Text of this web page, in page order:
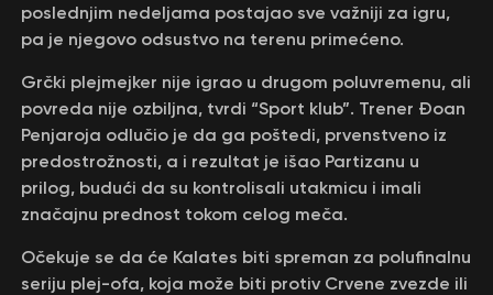
poslednjim nedeljama postajao sve važniji za igru,
pa je njegovo odsustvo na terenu primećeno.
Grčki plejmejker nije igrao u drugom poluvremenu, ali
povreda nije ozbiljna, tvrdi “Sport klub”. Trener Đoan
Penjaroja odlučio je da ga poštedi, prvenstveno iz
predostrožnosti, a i rezultat je išao Partizanu u
prilog, budući da su kontrolisali utakmicu i imali
značajnu prednost tokom celog meča.
Očekuje se da će Kalates biti spreman za polufinalnu
seriju plej-ofa, koja može biti protiv Crvene zvezde ili